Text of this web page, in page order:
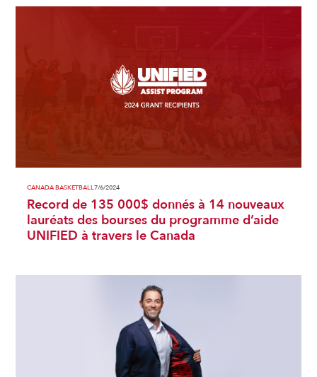
CANADA BASKETBALL7/6/2024
Record de 135 000$ donnés à 14 nouveaux
lauréats des bourses du programme d’aide
UNIFIED à travers le Canada